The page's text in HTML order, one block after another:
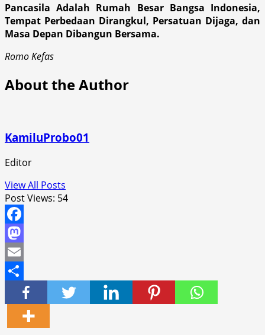
Pancasila Adalah Rumah Besar Bangsa Indonesia,
Tempat Perbedaan Dirangkul, Persatuan Dijaga, dan
Masa Depan Dibangun Bersama.
Romo Kefas
About the Author
KamiluProbo01
Editor
View All Posts
Post Views: 54
Facebook
Mastodon
Email
Share